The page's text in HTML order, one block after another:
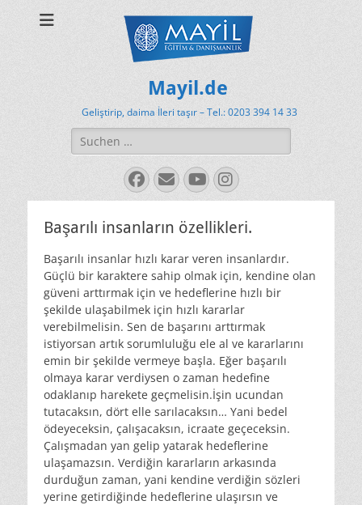
Mayil.de
Geliştirip, daima İleri taşır – Tel.: 0203 394 14 33
Suchen
nach:
Facebook
E-
Mail
YouTube
Instagram
Başarılı insanların özellikleri.
Başarılı insanlar hızlı karar veren insanlardır.
Güçlü bir karaktere sahip olmak için, kendine olan
güveni arttırmak için ve hedeflerine hızlı bir
şekilde ulaşabilmek için hızlı kararlar
verebilmelisin. Sen de başarını arttırmak
istiyorsan artık sorumluluğu ele al ve kararlarını
emin bir şekilde vermeye başla. Eğer başarılı
olmaya karar verdiysen o zaman hedefine
odaklanıp harekete geçmelisin.İşin ucundan
tutacaksın, dört elle sarılacaksın… Yani bedel
ödeyeceksin, çalışacaksın, icraate geçeceksin.
Çalışmadan yan gelip yatarak hedeflerine
ulaşamazsın. Verdiğin kararların arkasında
durduğun zaman, yani kendine verdiğin sözleri
yerine getirdiğinde hedeflerine ulaşırsın ve